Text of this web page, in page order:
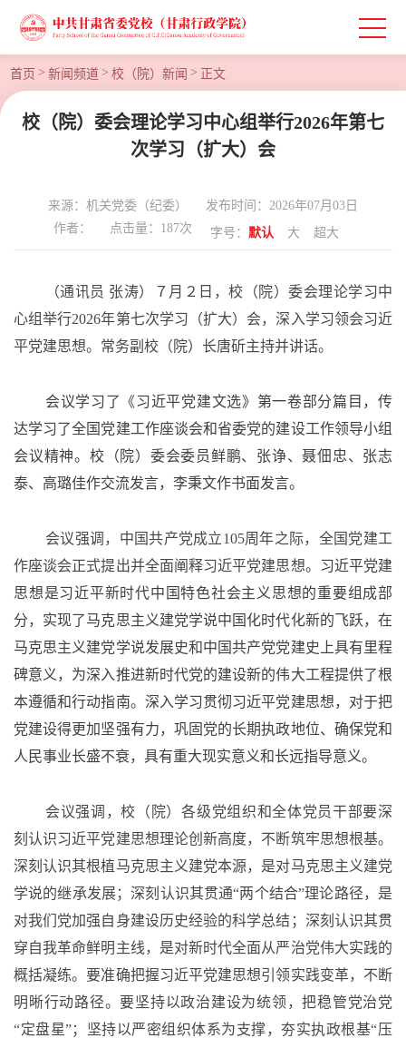
首页 > 新闻频道 > 校（院）新闻 > 正文
校（院）委会理论学习中心组举行2026年第七
次学习（扩大）会
来源：机关党委（纪委）
发布时间：2026年07月03日
作者：
点击量： 187次 字号： 默认 大 超大
（通讯员 张涛）７月２日，校（院）委会理论学习中
心组举行2026年第七次学习（扩大）会，深入学习领会习近
平党建思想。常务副校（院）长唐斫主持并讲话。
会议学习了《习近平党建文选》第一卷部分篇目，传
达学习了全国党建工作座谈会和省委党的建设工作领导小组
会议精神。校（院）委会委员鲜鹏、张诤、聂佃忠、张志
泰、高璐佳作交流发言，李秉文作书面发言。
会议强调，中国共产党成立105周年之际，全国党建工
作座谈会正式提出并全面阐释习近平党建思想。 习近平党建
思想是习近平新时代中国特色社会主义思想的重要组成部
分，实现了马克思主义建党学说中国化时代化新的飞跃，在
马克思主义建党学说发展史和中国共产党党建史上具有里程
碑意义 ，为深入推进新时代党的建设新的伟大工程提供了根
本遵循和行动指南。深入学习贯彻习近平党建思想，对于把
党建设得更加坚强有力，巩固党的长期执政地位、确保党和
人民事业长盛不衰，具有重大现实意义和长远指导意义。
会议强调，校（院）各级党组织和全体党员干部要深
刻认识习近平党建思想理论创新高度，不断筑牢思想根基。
深刻认识其根植马克思主义建党本源，是对马克思主义建党
学说的继承发展；深刻认识其贯通“两个结合”理论路径，是
对我们党加强自身建设历史经验的科学总结；深刻认识其贯
穿自我革命鲜明主线，是对新时代全面从严治党伟大实践的
概括凝练。要准确把握习近平党建思想引领实践变革，不断
明晰行动路径。要坚持以政治建设为统领，把稳管党治党
“定盘星”；坚持以严密组织体系为支撑，夯实执政根基“压